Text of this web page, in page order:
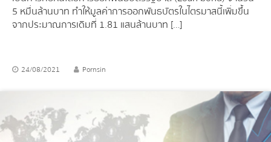
5 หมื่นล้านบาท ทำให้มูลค่าการออกพันธบัตรในไตรมาสนี้เพิ่มขึ้น
จากประมาณการเดิมที่ 1.81 แสนล้านบาท […]
24/08/2021 Pornsin